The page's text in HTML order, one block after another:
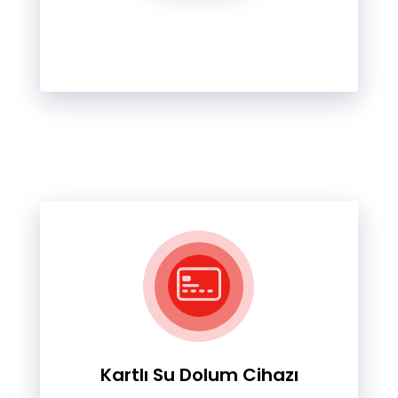
Kartlı Su Dolum Cihazı